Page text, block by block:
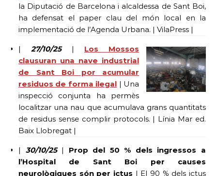
la Diputació de Barcelona i alcaldessa de Sant Boi,
ha defensat el paper clau del món local en la
implementació de l’Agenda Urbana. | VilaPress |
| 27/10/25| Los Mossos
clausuran una nave industrial
de Sant Boi por acumular
residuos de forma ilegal | Una
inspecció conjunta ha permès
localitzar una nau que acumulava grans quantitats
de residus sense complir protocols. | Línia Mar ed.
Baix Llobregat |
| 30/10/25| Prop del 50 % dels ingressos a
l’Hospital de Sant Boi per causes
neurològiques són per ictus | El 90 % dels ictus